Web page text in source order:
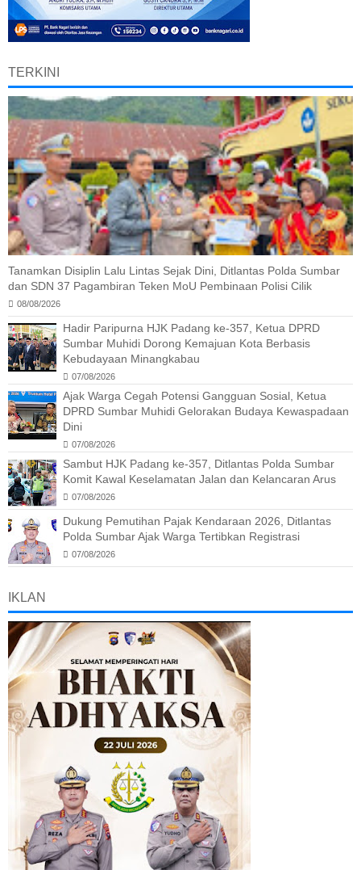
TERKINI
Tanamkan Disiplin Lalu Lintas Sejak Dini, Ditlantas Polda Sumbar
dan SDN 37 Pagambiran Teken MoU Pembinaan Polisi Cilik
08/08/2026
Hadir Paripurna HJK Padang ke-357, Ketua DPRD
Sumbar Muhidi Dorong Kemajuan Kota Berbasis
Kebudayaan Minangkabau
07/08/2026
Ajak Warga Cegah Potensi Gangguan Sosial, Ketua
DPRD Sumbar Muhidi Gelorakan Budaya Kewaspadaan
Dini
07/08/2026
Sambut HJK Padang ke-357, Ditlantas Polda Sumbar
Komit Kawal Keselamatan Jalan dan Kelancaran Arus
07/08/2026
Dukung Pemutihan Pajak Kendaraan 2026, Ditlantas
Polda Sumbar Ajak Warga Tertibkan Registrasi
07/08/2026
IKLAN